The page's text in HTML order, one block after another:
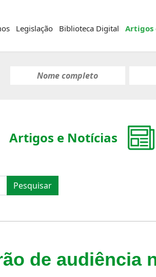
Legislação Biblioteca Digital Artigos
Pesquisar
Artigos e Notícias
de audiência